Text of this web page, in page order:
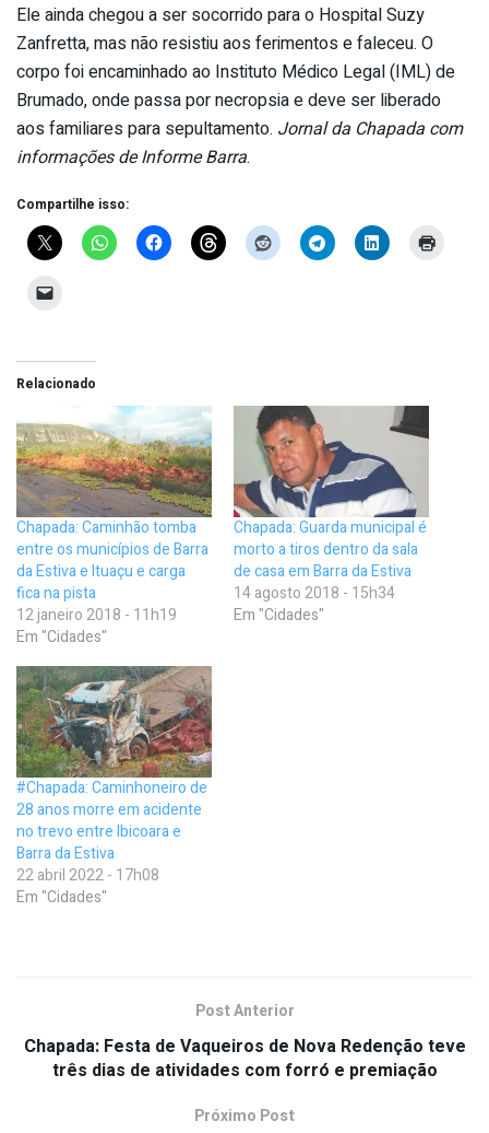
Ele ainda chegou a ser socorrido para o Hospital Suzy
Zanfretta, mas não resistiu aos ferimentos e faleceu. O
corpo foi encaminhado ao Instituto Médico Legal (IML) de
Brumado, onde passa por necropsia e deve ser liberado
aos familiares para sepultamento. Jornal da Chapada com
informações de Informe Barra.
Compartilhe isso:
Relacionado
Chapada: Caminhão tomba
entre os municípios de Barra
da Estiva e Ituaçu e carga
fica na pista
12 janeiro 2018 - 11h19
Em "Cidades"
Chapada: Guarda municipal é
morto a tiros dentro da sala
de casa em Barra da Estiva
14 agosto 2018 - 15h34
Em "Cidades"
#Chapada: Caminhoneiro de
28 anos morre em acidente
no trevo entre Ibicoara e
Barra da Estiva
22 abril 2022 - 17h08
Em "Cidades"
Post Anterior
Chapada: Festa de Vaqueiros de Nova Redenção teve
três dias de atividades com forró e premiação
Próximo Post